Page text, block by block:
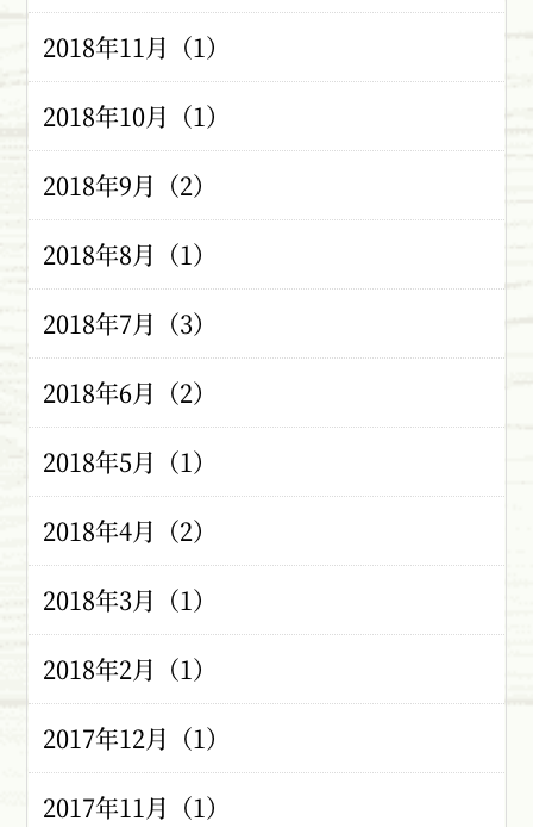
2018年11月（1）
2018年10月（1）
2018年9月（2）
2018年8月（1）
2018年7月（3）
2018年6月（2）
2018年5月（1）
2018年4月（2）
2018年3月（1）
2018年2月（1）
2017年12月（1）
2017年11月（1）